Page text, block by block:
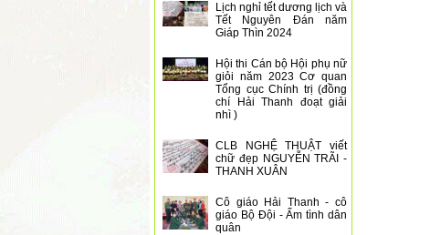
Lịch nghỉ tết dương lịch và
Tết Nguyên Đán năm
Giáp Thìn 2024
Hội thi Cán bộ Hội phụ nữ
giỏi năm 2023 Cơ quan
Tổng cục Chính trị (đồng
chí Hải Thanh đoạt giải
nhì )
CLB NGHỆ THUẬT viết
chữ đẹp NGUYỄN TRÃI -
THANH XUÂN
Cô giáo Hải Thanh - cô
giáo Bộ Đội - Ấm tình dân
quân